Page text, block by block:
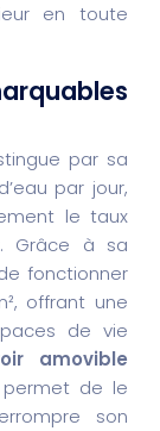
en toute
par sa
par jour,
le taux
Grâce à sa
fonctionner
offrant une
de vie
amovible
de le
son